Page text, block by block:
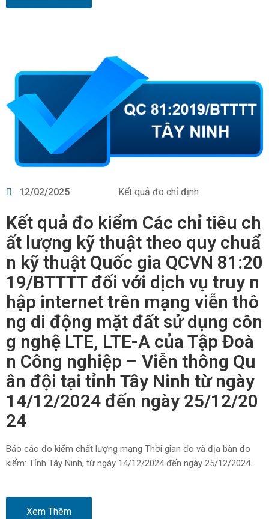
12/02/2025 Kết quả đo chỉ định
Kết quả đo kiểm Các chỉ tiêu ch
ất lượng kỹ thuật theo quy chuẩ
n kỹ thuật Quốc gia QCVN 81:20
19/BTTTT đối với dịch vụ truy n
hập internet trên mạng viễn thô
ng di động mặt đất sử dụng côn
g nghệ LTE, LTE-A của Tập Đoà
n Công nghiệp – Viễn thông Qu
ân đội tại tỉnh Tây Ninh từ ngày
14/12/2024 đến ngày 25/12/20
24
Báo cáo đo kiểm chất lượng mạng Thời gian đo và địa bàn đo
kiểm: Tỉnh Tây Ninh, từ ngày 14/12/2024 đến ngày 25/12/2024.
Xem Thêm